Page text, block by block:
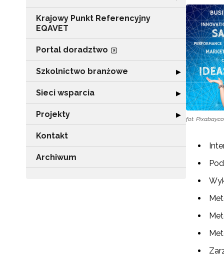
Krajowy Punkt Referencyjny
EQAVET
Portal doradztwo
Szkolnictwo branżowe Rozwiń sekcję
▶
Sieci wsparcia Rozwiń sekcję
▶
Projekty Rozwiń sekcję
▶
Kontakt
Archiwum
fot.